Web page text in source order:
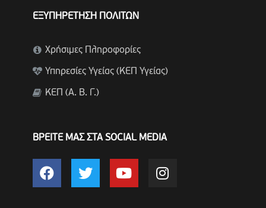
ΕΞΥΠΗΡΕΤΗΣΗ ΠΟΛΙΤΩΝ
Χρήσιμες Πληροφορίες
Υπηρεσίες Υγείας (ΚΕΠ Υγείας)
ΚΕΠ (Α. Β. Γ.)
ΒΡΕΙΤΕ ΜΑΣ ΣΤΑ SOCIAL MEDIA